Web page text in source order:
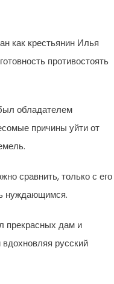
как крестьянин Илья
противостоять
обладателем
причины уйти от
сравнить, только с его
нуждающимся.
прекрасных дам и
русский